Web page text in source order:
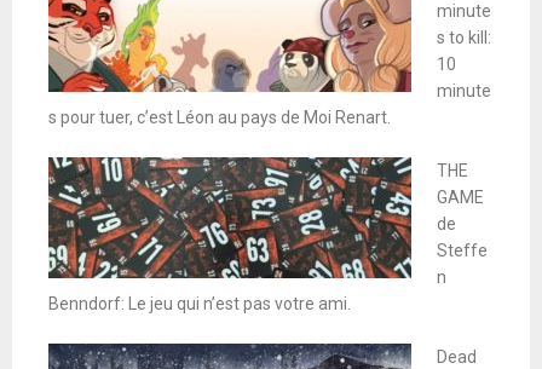
minute
s to kill:
10
minute
s pour tuer, c’est Léon au pays de Moi Renart.
THE
GAME
de
Steffe
n
Benndorf: Le jeu qui n’est pas votre ami.
Dead